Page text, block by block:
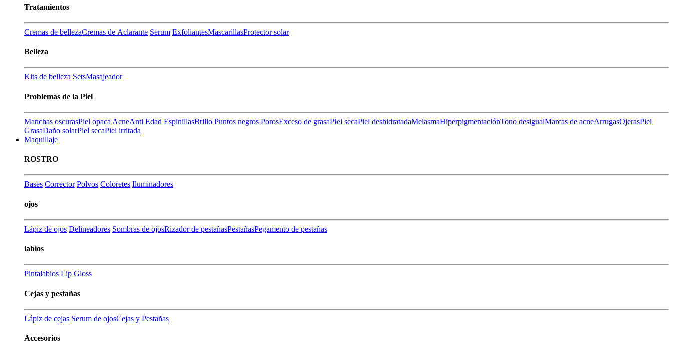
Tratamientos
Cremas de bellezaCremas de Aclarante Serum ExfoliantesMascarillasProtector solar
Belleza
Kits de belleza SetsMasajeador
Problemas de la Piel
Manchas oscurasPiel opaca AcneAnti Edad EspinillasBrillo Puntos negros PorosExceso de grasaPiel secaPiel deshidratadaMelasmaHiperpigmentaciónTono desigualMarcas de acneArrugasOjerasPiel
GrasaDaño solarPiel secaPiel irritada
Maquillaje
ROSTRO
Bases Corrector Polvos Coloretes Iluminadores
ojos
Lápiz de ojos Delineadores Sombras de ojosRizador de pestañasPestañasPegamento de pestañas
labios
Pintalabios Lip Gloss
Cejas y pestañas
Lápiz de cejas Serum de ojosCejas y Pestañas
Accesorios